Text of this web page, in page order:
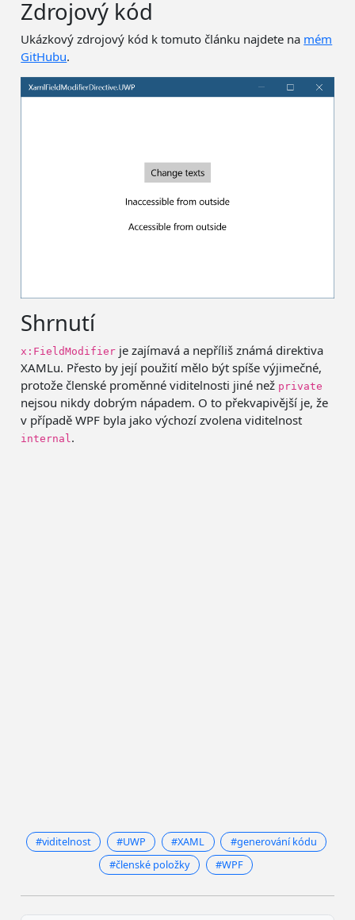
Zdrojový kód
Ukázkový zdrojový kód k tomuto článku najdete na mém
GitHubu.
Shrnutí
x:FieldModifier je zajímavá a nepříliš známá direktiva
XAMLu. Přesto by její použití mělo být spíše výjimečné,
protože členské proměnné viditelnosti jiné než private
nejsou nikdy dobrým nápadem. O to překvapivější je, že
v případě WPF byla jako výchozí zvolena viditelnost
internal.
#viditelnost #UWP #XAML
#generování kódu
#členské položky
#WPF